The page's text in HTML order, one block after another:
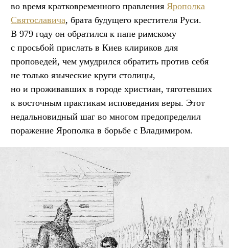
во время кратковременного правления Ярополка
Святославича, брата будущего крестителя Руси.
В 979 году он обратился к папе римскому
с просьбой прислать в Киев клириков для
проповедей, чем умудрился обратить против себя
не только языческие круги столицы,
но и проживавших в городе христиан, тяготевших
к восточным практикам исповедания веры. Этот
недальновидный шаг во многом предопределил
поражение Ярополка в борьбе с Владимиром.